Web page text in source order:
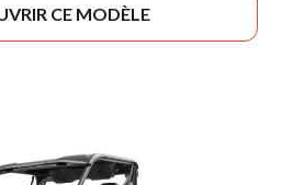
CE MODÈLE